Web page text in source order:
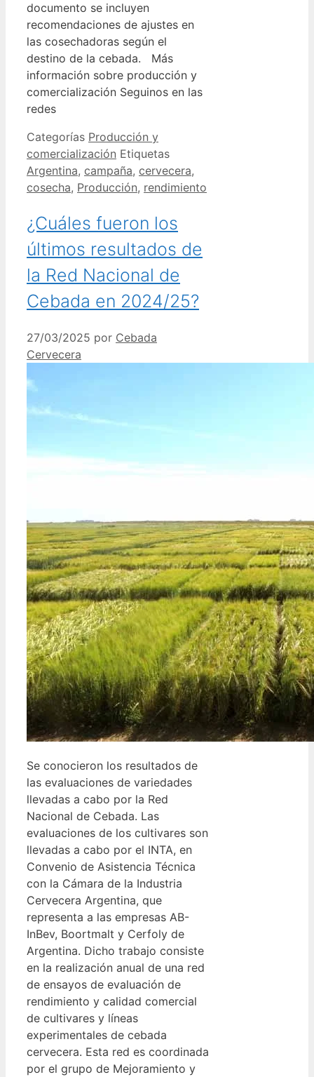
documento se incluyen
recomendaciones de ajustes en
las cosechadoras según el
destino de la cebada. Más
información sobre producción y
comercialización Seguinos en las
redes
Categorías Producción y
comercialización Etiquetas
Argentina, campaña, cervecera,
cosecha, Producción, rendimiento
¿Cuáles fueron los
últimos resultados de
la Red Nacional de
Cebada en 2024/25?
27/03/2025 por Cebada
Cervecera
Se conocieron los resultados de
las evaluaciones de variedades
llevadas a cabo por la Red
Nacional de Cebada. Las
evaluaciones de los cultivares son
llevadas a cabo por el INTA, en
Convenio de Asistencia Técnica
con la Cámara de la Industria
Cervecera Argentina, que
representa a las empresas AB-
InBev, Boortmalt y Cerfoly de
Argentina. Dicho trabajo consiste
en la realización anual de una red
de ensayos de evaluación de
rendimiento y calidad comercial
de cultivares y líneas
experimentales de cebada
cervecera. Esta red es coordinada
por el grupo de Mejoramiento y